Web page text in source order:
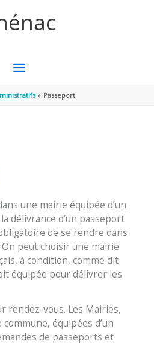
MENU
PRINCIPAL
Passeport
une mairie équipée d’un
délivrance d’un passeport
de se rendre dans
peut choisir une mairie
à condition, comme dit
équipée pour délivrer les
rendez-vous. Les Mairies,
équipées d’un
de passeports et